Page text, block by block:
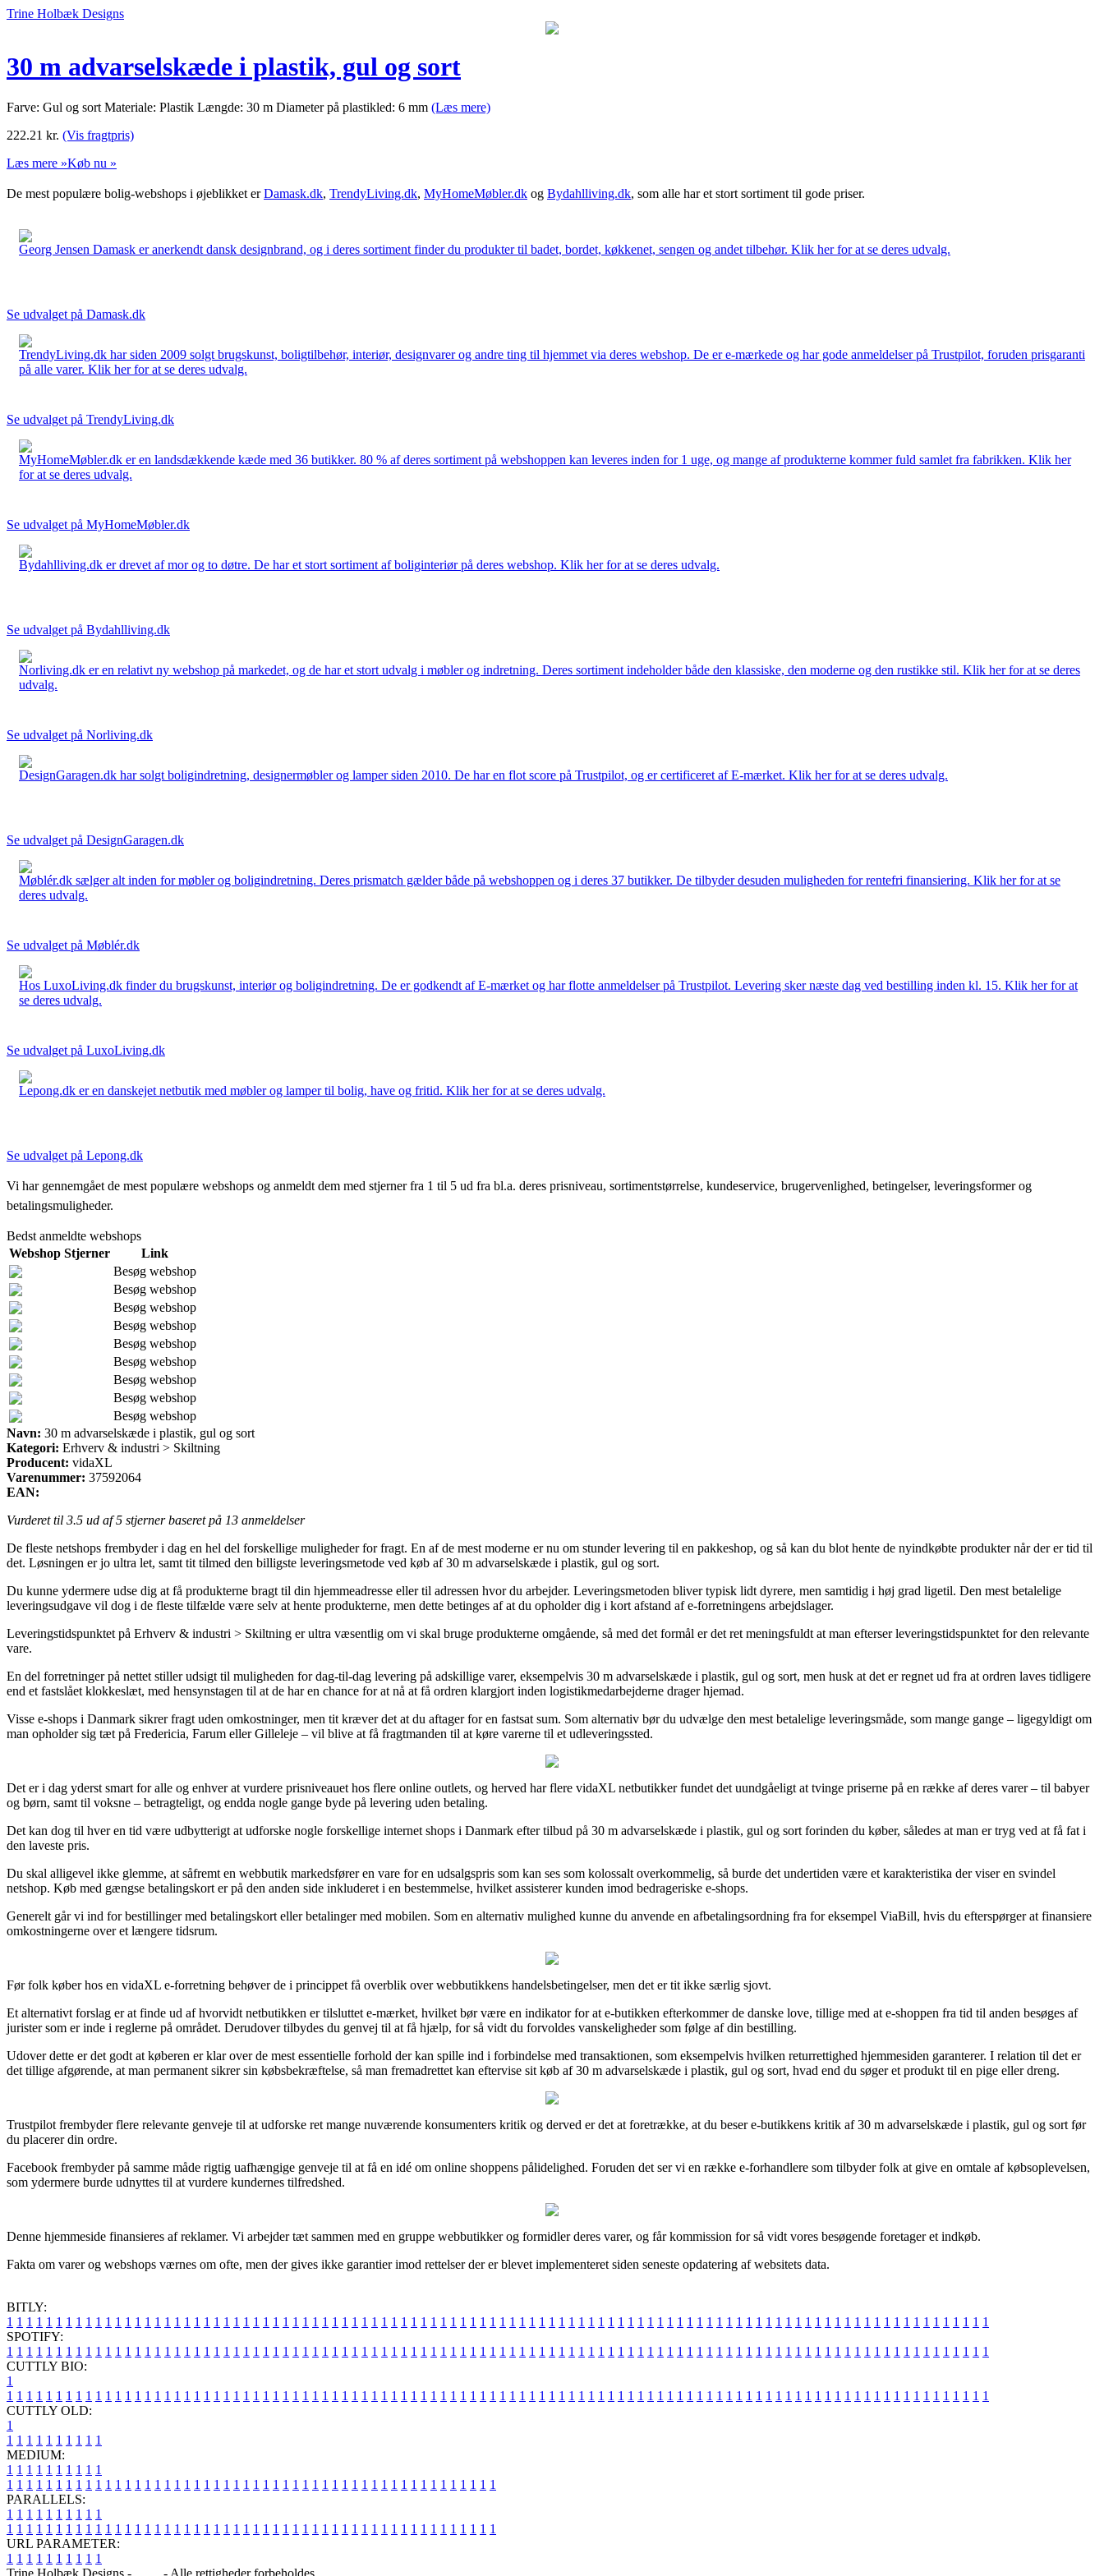
Trine Holbæk Designs
30 m advarselskæde i plastik, gul og sort
Farve: Gul og sort Materiale: Plastik Længde: 30 m Diameter på plastikled: 6 mm (Læs mere)
222.21 kr. (Vis fragtpris)
Læs mere »Køb nu »
De mest populære bolig-webshops i øjeblikket erDamask.dk, TrendyLiving.dk, MyHomeMøbler.dk og Bydahlliving.dk, som alle har et stort sortiment til gode priser.
Georg Jensen Damask er anerkendt dansk designbrand, og i deres sortiment finder du produkter til badet, bordet, køkkenet, sengen og andet tilbehør. Klik her for at se deres udvalg.
Se udvalget på Damask.dk
TrendyLiving.dk har siden 2009 solgt brugskunst, boligtilbehør, interiør, designvarer og andre ting til hjemmet via deres webshop. De er e-mærkede og har gode anmeldelser på Trustpilot, foruden prisgaranti
på alle varer. Klik her for at se deres udvalg.
Se udvalget på TrendyLiving.dk
MyHomeMøbler.dk er en landsdækkende kæde med 36 butikker. 80 % af deres sortiment på webshoppen kan leveres inden for 1 uge, og mange af produkterne kommer fuld samlet fra fabrikken. Klik her
for at se deres udvalg.
Se udvalget på MyHomeMøbler.dk
Bydahlliving.dk er drevet af mor og to døtre. De har et stort sortiment af boliginteriør på deres webshop. Klik her for at se deres udvalg.
Se udvalget på Bydahlliving.dk
Norliving.dk er en relativt ny webshop på markedet, og de har et stort udvalg i møbler og indretning. Deres sortiment indeholder både den klassiske, den moderne og den rustikke stil. Klik her for at se deres
udvalg.
Se udvalget på Norliving.dk
DesignGaragen.dk har solgt boligindretning, designermøbler og lamper siden 2010. De har en flot score på Trustpilot, og er certificeret af E-mærket. Klik her for at se deres udvalg.
Se udvalget på DesignGaragen.dk
Møblér.dk sælger alt inden for møbler og boligindretning. Deres prismatch gælder både på webshoppen og i deres 37 butikker. De tilbyder desuden muligheden for rentefri finansiering. Klik her for at se
deres udvalg.
Se udvalget på Møblér.dk
Hos LuxoLiving.dk finder du brugskunst, interiør og boligindretning. De er godkendt af E-mærket og har flotte anmeldelser på Trustpilot. Levering sker næste dag ved bestilling inden kl. 15. Klik her for at
se deres udvalg.
Se udvalget på LuxoLiving.dk
Lepong.dk er en danskejet netbutik med møbler og lamper til bolig, have og fritid. Klik her for at se deres udvalg.
Se udvalget på Lepong.dk
Vi har gennemgået de mest populære webshops og anmeldt dem med stjerner fra 1 til 5 ud fra bl.a. deres prisniveau, sortimentstørrelse, kundeservice, brugervenlighed, betingelser, leveringsformer og
betalingsmuligheder.
Bedst anmeldte webshops
Webshop Stjerner
Link
Besøg webshop
Besøg webshop
Besøg webshop
Besøg webshop
Besøg webshop
Besøg webshop
Besøg webshop
Besøg webshop
Besøg webshop
Navn: 30 m advarselskæde i plastik, gul og sort
Kategori: Erhverv & industri > Skiltning
Producent: vidaXL
Varenummer: 37592064
EAN:
Vurderet til 3.5 ud af 5 stjerner baseret på 13 anmeldelser
De fleste netshops frembyder i dag en hel del forskellige muligheder for fragt. En af de mest moderne er nu om stunder levering til en pakkeshop, og så kan du blot hente de nyindkøbte produkter når der er tid til
det. Løsningen er jo ultra let, samt tit tilmed den billigste leveringsmetode ved køb af 30 m advarselskæde i plastik, gul og sort.
Du kunne ydermere udse dig at få produkterne bragt til din hjemmeadresse eller til adressen hvor du arbejder. Leveringsmetoden bliver typisk lidt dyrere, men samtidig i høj grad ligetil. Den mest betalelige
leveringsudgave vil dog i de fleste tilfælde være selv at hente produkterne, men dette betinges af at du opholder dig i kort afstand af e-forretningens arbejdslager.
Leveringstidspunktet på Erhverv & industri > Skiltning er ultra væsentlig om vi skal bruge produkterne omgående, så med det formål er det ret meningsfuldt at man efterser leveringstidspunktet for den relevante
vare.
En del forretninger på nettet stiller udsigt til muligheden for dag-til-dag levering på adskillige varer, eksempelvis 30 m advarselskæde i plastik, gul og sort, men husk at det er regnet ud fra at ordren laves tidligere
end et fastslået klokkeslæt, med hensynstagen til at de har en chance for at nå at få ordren klargjort inden logistikmedarbejderne drager hjemad.
Visse e-shops i Danmark sikrer fragt uden omkostninger, men tit kræver det at du aftager for en fastsat sum. Som alternativ bør du udvælge den mest betalelige leveringsmåde, som mange gange – ligegyldigt om
man opholder sig tæt på Fredericia, Farum eller Gilleleje – vil blive at få fragtmanden til at køre varerne til et udleveringssted.
Det er i dag yderst smart for alle og enhver at vurdere prisniveauet hos flere online outlets, og herved har flere vidaXL netbutikker fundet det uundgåeligt at tvinge priserne på en række af deres varer – til babyer
og børn, samt til voksne – betragteligt, og endda nogle gange byde på levering uden betaling.
Det kan dog til hver en tid være udbytterigt at udforske nogle forskellige internet shops i Danmark efter tilbud på 30 m advarselskæde i plastik, gul og sort forinden du køber, således at man er tryg ved at få fat i
den laveste pris.
Du skal alligevel ikke glemme, at såfremt en webbutik markedsfører en vare for en udsalgspris som kan ses som kolossalt overkommelig, så burde det undertiden være et karakteristika der viser en svindel
netshop. Køb med gængse betalingskort er på den anden side inkluderet i en bestemmelse, hvilket assisterer kunden imod bedrageriske e-shops.
Generelt går vi ind for bestillinger med betalingskort eller betalinger med mobilen. Som en alternativ mulighed kunne du anvende en afbetalingsordning fra for eksempel ViaBill, hvis du efterspørger at finansiere
omkostningerne over et længere tidsrum.
Før folk køber hos en vidaXL e-forretning behøver de i princippet få overblik over webbutikkens handelsbetingelser, men det er tit ikke særlig sjovt.
Et alternativt forslag er at finde ud af hvorvidt netbutikken er tilsluttet e-mærket, hvilket bør være en indikator for at e-butikken efterkommer de danske love, tillige med at e-shoppen fra tid til anden besøges af
jurister som er inde i reglerne på området. Derudover tilbydes du genvej til at få hjælp, for så vidt du forvoldes vanskeligheder som følge af din bestilling.
Udover dette er det godt at køberen er klar over de mest essentielle forhold der kan spille ind i forbindelse med transaktionen, som eksempelvis hvilken returrettighed hjemmesiden garanterer. I relation til det er
det tillige afgørende, at man permanent sikrer sin købsbekræftelse, så man fremadrettet kan eftervise sit køb af 30 m advarselskæde i plastik, gul og sort, hvad end du søger et produkt til en pige eller dreng.
Trustpilot frembyder flere relevante genveje til at udforske ret mange nuværende konsumenters kritik og derved er det at foretrække, at du beser e-butikkens kritik af 30 m advarselskæde i plastik, gul og sort før
du placerer din ordre.
Facebook frembyder på samme måde rigtig uafhængige genveje til at få en idé om online shoppens pålidelighed. Foruden det ser vi en række e-forhandlere som tilbyder folk at give en omtale af købsoplevelsen,
som ydermere burde udnyttes til at vurdere kundernes tilfredshed.
Denne hjemmeside finansieres af reklamer. Vi arbejder tæt sammen med en gruppe webbutikker og formidler deres varer, og får kommission for så vidt vores besøgende foretager et indkøb.
Fakta om varer og webshops værnes om ofte, men der gives ikke garantier imod rettelser der er blevet implementeret siden seneste opdatering af websitets data.
BITLY:
1 1 1 1 1 1 1 1 1 1 1 1 1 1 1 1 1 1 1 1 1 1 1 1 1 1 1 1 1 1 1 1 1 1 1 1 1 1 1 1 1 1 1 1 1 1 1 1 1 1 1 1 1 1 1 1 1 1 1 1 1 1 1 1 1 1 1 1 1 1 1 1 1 1 1 1 1 1 1 1 1 1 1 1 1 1 1 1 1 1 1 1 1 1 1 1 1 1 1 1
SPOTIFY:
1 1 1 1 1 1 1 1 1 1 1 1 1 1 1 1 1 1 1 1 1 1 1 1 1 1 1 1 1 1 1 1 1 1 1 1 1 1 1 1 1 1 1 1 1 1 1 1 1 1 1 1 1 1 1 1 1 1 1 1 1 1 1 1 1 1 1 1 1 1 1 1 1 1 1 1 1 1 1 1 1 1 1 1 1 1 1 1 1 1 1 1 1 1 1 1 1 1 1 1
CUTTLY BIO:
1
1 1 1 1 1 1 1 1 1 1 1 1 1 1 1 1 1 1 1 1 1 1 1 1 1 1 1 1 1 1 1 1 1 1 1 1 1 1 1 1 1 1 1 1 1 1 1 1 1 1 1 1 1 1 1 1 1 1 1 1 1 1 1 1 1 1 1 1 1 1 1 1 1 1 1 1 1 1 1 1 1 1 1 1 1 1 1 1 1 1 1 1 1 1 1 1 1 1 1 1
CUTTLY OLD:
1
1 1 1 1 1 1 1 1 1 1
MEDIUM:
1 1 1 1 1 1 1 1 1 1
1 1 1 1 1 1 1 1 1 1 1 1 1 1 1 1 1 1 1 1 1 1 1 1 1 1 1 1 1 1 1 1 1 1 1 1 1 1 1 1 1 1 1 1 1 1 1 1 1 1
PARALLELS:
1 1 1 1 1 1 1 1 1 1
1 1 1 1 1 1 1 1 1 1 1 1 1 1 1 1 1 1 1 1 1 1 1 1 1 1 1 1 1 1 1 1 1 1 1 1 1 1 1 1 1 1 1 1 1 1 1 1 1 1
URL PARAMETER:
1 1 1 1 1 1 1 1 1 1
Trine Holbæk Designs -
- Alle rettigheder forbeholdes